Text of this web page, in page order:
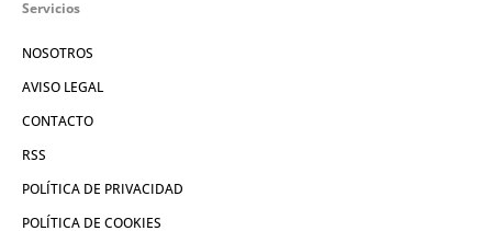
Servicios
NOSOTROS
AVISO LEGAL
CONTACTO
RSS
POLÍTICA DE PRIVACIDAD
POLÍTICA DE COOKIES